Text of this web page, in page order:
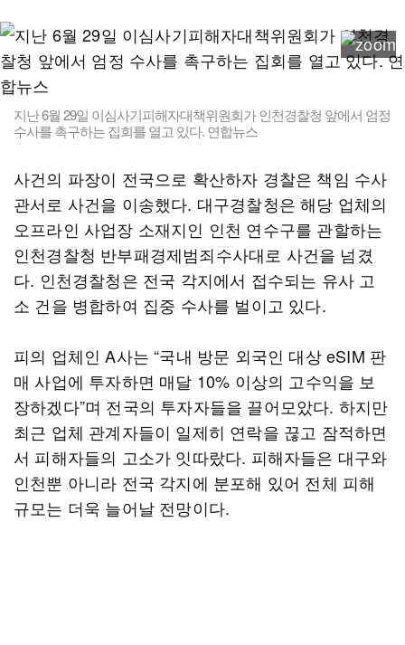
지난 6월 29일 이심사기피해자대책위원회가 인천경찰청 앞에서 엄정
수사를 촉구하는 집회를 열고 있다. 연합뉴스
사건의 파장이 전국으로 확산하자 경찰은 책임 수사
관서로 사건을 이송했다. 대구경찰청은 해당 업체의
오프라인 사업장 소재지인 인천 연수구를 관할하는
인천경찰청 반부패경제범죄수사대로 사건을 넘겼
다. 인천경찰청은 전국 각지에서 접수되는 유사 고
소 건을 병합하여 집중 수사를 벌이고 있다.
피의 업체인 A사는 “국내 방문 외국인 대상 eSIM 판
매 사업에 투자하면 매달 10% 이상의 고수익을 보
장하겠다”며 전국의 투자자들을 끌어모았다. 하지만
최근 업체 관계자들이 일제히 연락을 끊고 잠적하면
서 피해자들의 고소가 잇따랐다. 피해자들은 대구와
인천뿐 아니라 전국 각지에 분포해 있어 전체 피해
규모는 더욱 늘어날 전망이다.